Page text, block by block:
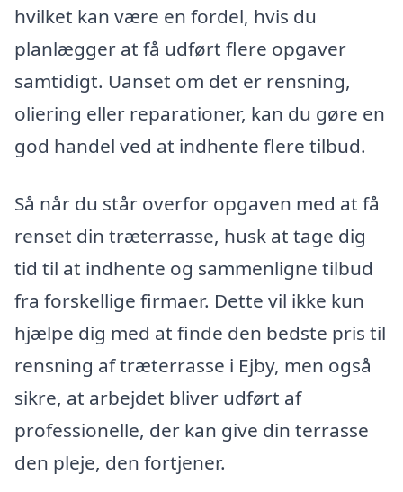
hvilket kan være en fordel, hvis du
planlægger at få udført flere opgaver
samtidigt. Uanset om det er rensning,
oliering eller reparationer, kan du gøre en
god handel ved at indhente flere tilbud.
Så når du står overfor opgaven med at få
renset din træterrasse, husk at tage dig
tid til at indhente og sammenligne tilbud
fra forskellige firmaer. Dette vil ikke kun
hjælpe dig med at finde den bedste pris til
rensning af træterrasse i Ejby, men også
sikre, at arbejdet bliver udført af
professionelle, der kan give din terrasse
den pleje, den fortjener.